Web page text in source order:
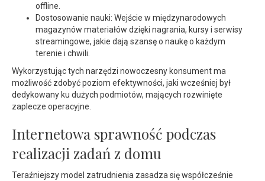
offline.
Dostosowanie nauki: Wejście w międzynarodowych
magazynów materiałów dzięki nagrania, kursy i serwisy
streamingowe, jakie dają szansę o naukę o każdym
terenie i chwili.
Wykorzystując tych narzędzi nowoczesny konsument ma
możliwość zdobyć poziom efektywności, jaki wcześniej był
dedykowany ku dużych podmiotów, mających rozwinięte
zaplecze operacyjne.
Internetowa sprawność podczas
realizacji zadań z domu
Teraźniejszy model zatrudnienia zasadza się współcześnie